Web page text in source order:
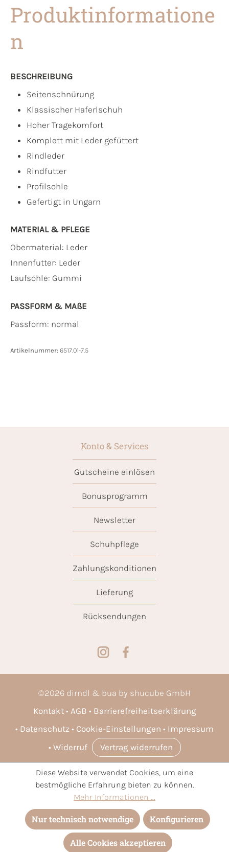
Produktinformatione
n
BESCHREIBUNG
Seitenschnürung
Klassischer Haferlschuh
Hoher Tragekomfort
Komplett mit Leder gefüttert
Rindleder
Rindfutter
Profilsohle
Gefertigt in Ungarn
MATERIAL & PFLEGE
Obermaterial: Leder
Innenfutter: Leder
Laufsohle: Gummi
PASSFORM & MAẞE
Passform: normal
Artikelnummer: 6517.01-7.5
Konto & Services
Gutscheine einlösen
Bonusprogramm
Newsletter
Schuhpflege
Zahlungskonditionen
Lieferung
Rücksendungen
©2026 dirndl & bua by shucube GmbH
Kontakt
AGB
Barrierefreiheitserklärung
Datenschutz
Cookie-Einstellungen
Impressum
Widerruf
Vertrag widerrufen
* Alle Preise inkl. gesetzl. Mehrwertsteuer zzgl.Versandkosten
und ggf. Nachnahmegebühren, wenn nicht anders angegeben.
Diese Website verwendet Cookies, um eine
bestmögliche Erfahrung bieten zu können.
Mehr Informationen ...
Nur technisch notwendige Konfigurieren
Alle Cookies akzeptieren